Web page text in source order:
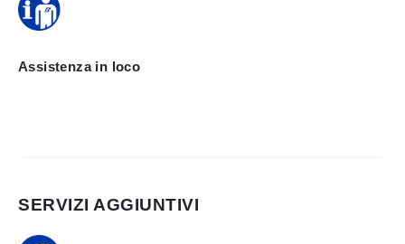
Assistenza in loco
SERVIZI AGGIUNTIVI